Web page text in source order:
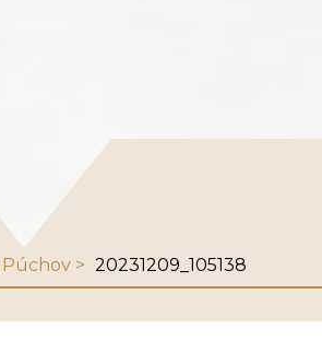
Púchov 20231209_105138